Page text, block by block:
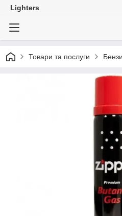
Lighters
Товари та послуги